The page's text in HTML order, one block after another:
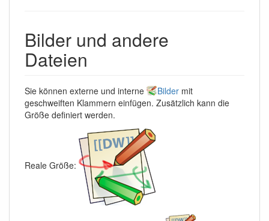
Bilder und andere
Dateien
Sie können externe und interne Bilder mit
geschweiften Klammern einfügen. Zusätzlich kann die
Größe definiert werden.
Reale Größe: